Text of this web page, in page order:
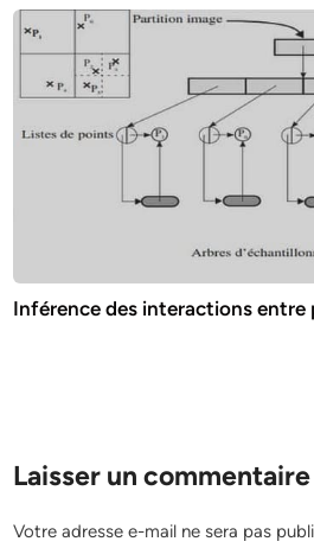
Inférence des interactions entre
Laisser un commentaire
Votre adresse e-mail ne sera pas